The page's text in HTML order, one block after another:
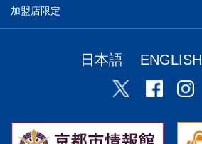
加盟店限定
日本語 ENGLISH